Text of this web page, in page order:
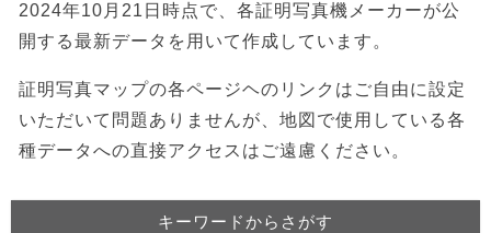
2024年10月21日時点で、各証明写真機メーカーが公
開する最新データを用いて作成しています。
証明写真マップの各ページヘのリンクはご自由に設定
いただいて問題ありませんが、地図で使用している各
種データへの直接アクセスはご遠慮ください。
キーワードからさがす